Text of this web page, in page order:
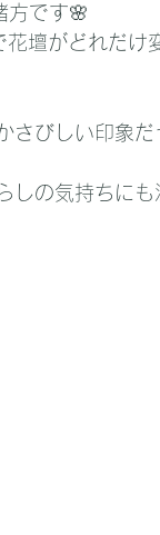
方です🌸
花壇がどれだ
びしい印象
の気持ちにも